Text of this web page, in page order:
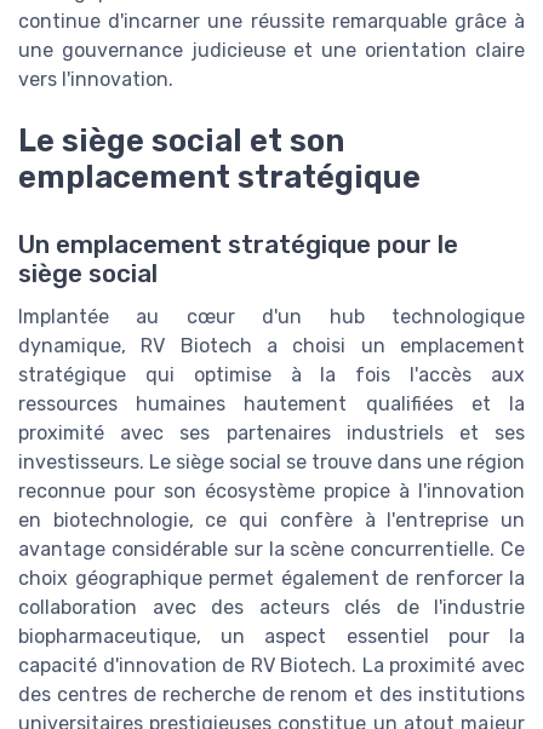
continue d'incarner une réussite remarquable grâce à
une gouvernance judicieuse et une orientation claire
vers l'innovation.
Le siège social et son
emplacement stratégique
Un emplacement stratégique pour le
siège social
Implantée au cœur d'un hub technologique
dynamique, RV Biotech a choisi un emplacement
stratégique qui optimise à la fois l'accès aux
ressources humaines hautement qualifiées et la
proximité avec ses partenaires industriels et ses
investisseurs. Le siège social se trouve dans une région
reconnue pour son écosystème propice à l'innovation
en biotechnologie, ce qui confère à l'entreprise un
avantage considérable sur la scène concurrentielle. Ce
choix géographique permet également de renforcer la
collaboration avec des acteurs clés de l'industrie
biopharmaceutique, un aspect essentiel pour la
capacité d'innovation de RV Biotech. La proximité avec
des centres de recherche de renom et des institutions
universitaires prestigieuses constitue un atout majeur